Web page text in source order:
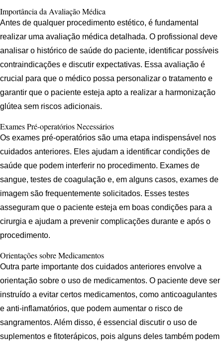
Importância da Avaliação Médica
Antes de qualquer procedimento estético, é fundamental
realizar uma avaliação médica detalhada. O profissional deve
analisar o histórico de saúde do paciente, identificar possíveis
contraindicações e discutir expectativas. Essa avaliação é
crucial para que o médico possa personalizar o tratamento e
garantir que o paciente esteja apto a realizar a harmonização
glútea sem riscos adicionais.
Exames Pré-operatórios Necessários
Os exames pré-operatórios são uma etapa indispensável nos
cuidados anteriores. Eles ajudam a identificar condições de
saúde que podem interferir no procedimento. Exames de
sangue, testes de coagulação e, em alguns casos, exames de
imagem são frequentemente solicitados. Esses testes
asseguram que o paciente esteja em boas condições para a
cirurgia e ajudam a prevenir complicações durante e após o
procedimento.
Orientações sobre Medicamentos
Outra parte importante dos cuidados anteriores envolve a
orientação sobre o uso de medicamentos. O paciente deve ser
instruído a evitar certos medicamentos, como anticoagulantes
e anti-inflamatórios, que podem aumentar o risco de
sangramentos. Além disso, é essencial discutir o uso de
suplementos e fitoterápicos, pois alguns deles também podem